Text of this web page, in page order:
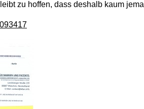
zu hoffen, dass deshalb kaum